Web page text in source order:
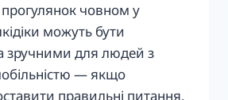
човном у
можуть бути
зручними для людей з
— якщо
правильні питання.